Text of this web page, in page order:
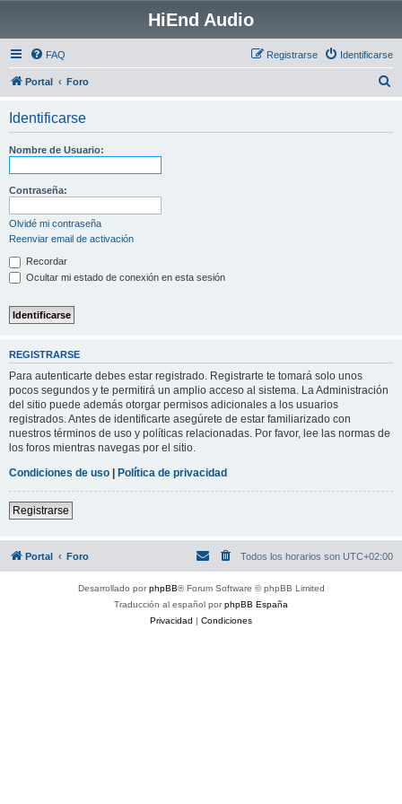
HiEnd Audio
FAQ Identificarse
Registrarse
Portal Foro
Identificarse
Nombre de Usuario:
Contraseña:
Olvidé mi contraseña
Reenviar email de activación
Recordar
Ocultar mi estado de conexión en esta sesión
REGISTRARSE
Para autenticarte debes estar registrado. Registrarte te tomará solo unos
pocos segundos y te permitirá un amplio acceso al sistema. La Administración
del sitio puede además otorgar permisos adicionales a los usuarios
registrados. Antes de identificarte asegúrete de estar familiarizado con
nuestros términos de uso y políticas relacionadas. Por favor, lee las normas de
los foros mientras navegas por el sitio.
Condiciones de uso | Política de privacidad
Registrarse
Portal Foro Todos los horarios son UTC+02:00
Desarrollado porphpBB® Forum Software © phpBB Limited
Traducción al español porphpBB España
Privacidad | Condiciones